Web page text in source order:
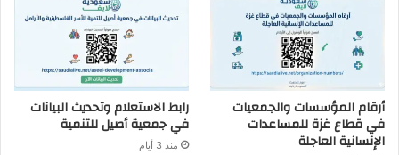
أرقام المؤسسات والجمعيات
في قطاع غزة للمساعدات
الإنسانية العاجلة
رابط الاستعلام وتحديث البيانات
في جمعية أصيل للتنمية
منذ 3 أيام